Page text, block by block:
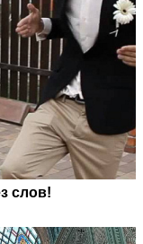
слов!